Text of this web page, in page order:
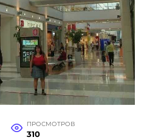
ПРОСМОТРОВ
310